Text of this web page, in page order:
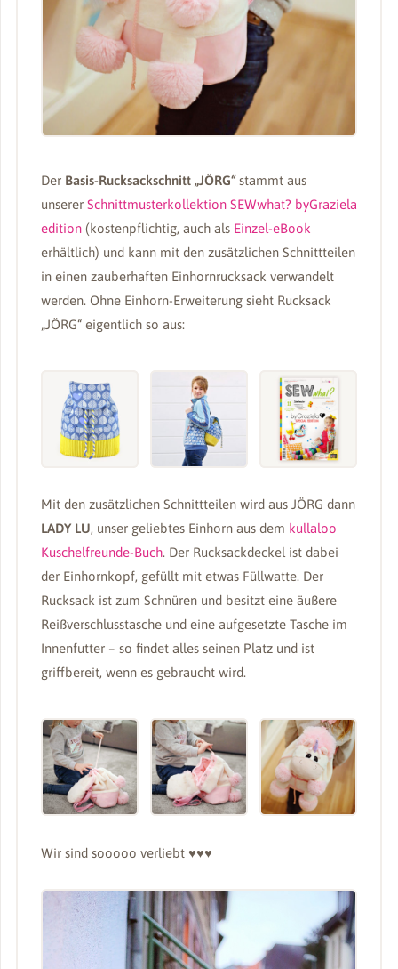
Der Basis-Rucksackschnitt „JÖRG“stammt aus
unserer Schnittmusterkollektion SEWwhat? byGraziela
edition(kostenpflichtig, auch als Einzel-eBook
erhältlich) und kann mit den zusätzlichen Schnittteilen
in einen zauberhaften Einhornrucksack verwandelt
werden. Ohne Einhorn-Erweiterung sieht Rucksack
„JÖRG“ eigentlich so aus:
Mit den zusätzlichen Schnittteilen wird aus JÖRG dann
LADY LU, unser geliebtes Einhorn aus dem kullaloo
Kuschelfreunde-Buch. Der Rucksackdeckel ist dabei
der Einhornkopf, gefüllt mit etwas Füllwatte. Der
Rucksack ist zum Schnüren und besitzt eine äußere
Reißverschlusstasche und eine aufgesetzte Tasche im
Innenfutter – so findet alles seinen Platz und ist
griffbereit, wenn es gebraucht wird.
Wir sind sooooo verliebt ♥♥♥